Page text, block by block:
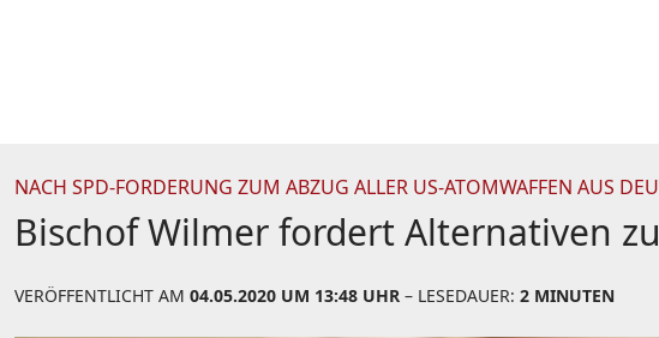
NACH SPD-FORDERUNG ZUM ABZUG ALLER US-ATOMWAFFEN AUS
Bischof Wilmer fordert Alternativen
VERÖFFENTLICHT AM 04.05.2020 UM 13:48 UHR – LESEDAUER: 2 MINUTEN